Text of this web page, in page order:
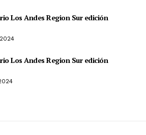
Los Andes Region Sur edición
Los Andes Region Sur edición